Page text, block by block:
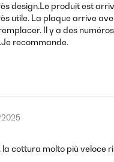
design.Le produit est
utile. La plaque arrive
Il y a des
recommande.
2025
cottura molto più